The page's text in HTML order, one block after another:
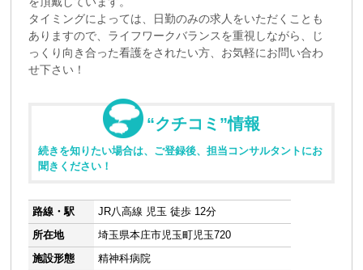
タイミングによっては、日勤のみの求人をいただくことも
ありますので、ライフワークバランスを重視しながら、じ
っくり向き合った看護をされたい方、お気軽にお問い合わ
せ下さい！
“クチコミ”情報
続きを知りたい場合は、ご登録後、担当コンサルタントにお
聞きください！
路線・駅
JR八高線 児玉 徒歩 12分
所在地
埼玉県本庄市児玉町児玉720
施設形態
精神科病院